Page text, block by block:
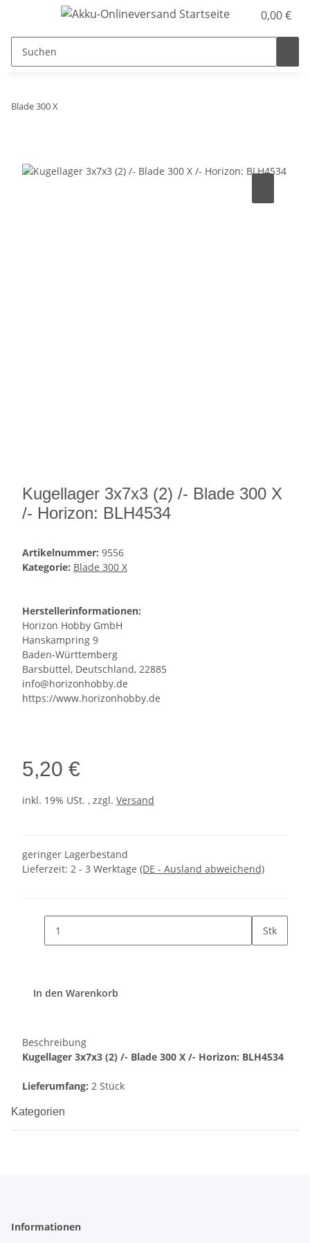
0,00 €
Blade 300 X
Kugellager 3x7x3 (2) /- Blade 300 X
/- Horizon: BLH4534
Artikelnummer: 9556
Kategorie: Blade 300 X
Herstellerinformationen:
Horizon Hobby GmbH
Hanskampring 9
Baden-Württemberg
Barsbüttel, Deutschland, 22885
info@horizonhobby.de
https://www.horizonhobby.de
5,20 €
inkl. 19% USt. , zzgl. Versand
geringer Lagerbestand
Lieferzeit: 2 - 3 Werktage (DE - Ausland abweichend)
Stk
In den Warenkorb
Beschreibung
Kugellager 3x7x3 (2) /- Blade 300 X /- Horizon: BLH4534
Lieferumfang: 2 Stück
Kategorien
Informationen